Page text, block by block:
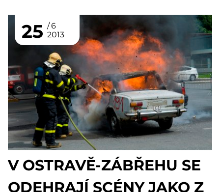
25
6
2013
V OSTRAVĚ-ZÁBŘEHU SE
ODEHRAJÍ SCÉNY JAKO Z